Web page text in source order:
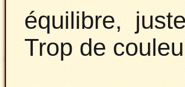
équilibre,
Trop de